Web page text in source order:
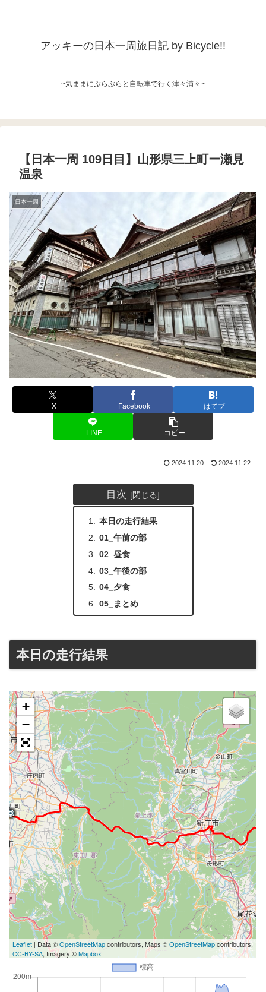
アッキーの日本一周旅日記 by Bicycle!!
~気ままにぶらぶらと自転車で行く津々浦々~
【日本一周 109日目】山形県三上町ー瀬見
温泉
日本一周
X Facebook はてブ
LINE コピー
2024.11.20 2024.11.22
目次
本日の走行結果
01_午前の部
02_昼食
03_午後の部
04_夕食
05_まとめ
本日の走行結果
+
−
Leaflet | Data ©OpenStreetMapcontributors, Maps ©OpenStreetMapcontributors,
CC-BY-SA, Imagery ©Mapbox